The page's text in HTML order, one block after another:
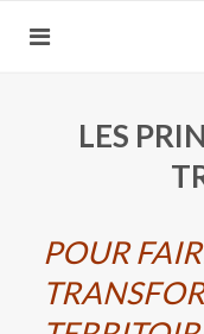
LES
POUR